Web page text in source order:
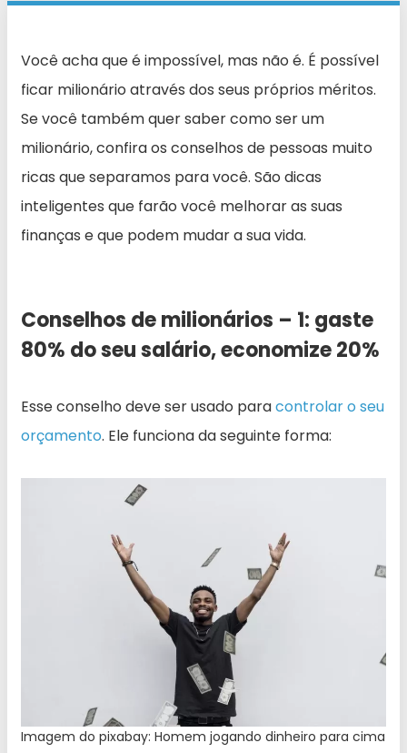
Você acha que é impossível, mas não é. É possível
ficar milionário através dos seus próprios méritos.
Se você também quer saber como ser um
milionário, confira os conselhos de pessoas muito
ricas que separamos para você. São dicas
inteligentes que farão você melhorar as suas
finanças e que podem mudar a sua vida.
Conselhos de milionários – 1: gaste
80% do seu salário, economize 20%
Esse conselho deve ser usado paracontrolar o seu
orçamento. Ele funciona da seguinte forma:
Imagem do pixabay: Homem jogando dinheiro para cima